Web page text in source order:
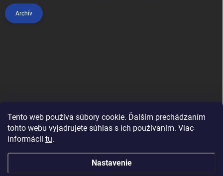
Tento web používa súbory cookie. Ďalším prechádzaním
tohto webu vyjadrujete súhlas s ich používaním. Viac
informácií tu.
Nastavenie
Archív